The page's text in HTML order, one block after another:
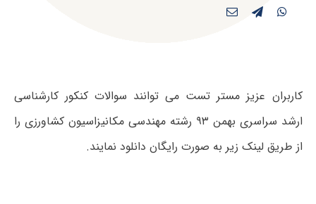
کاربران عزیز مستر تست می توانند سوالات کنکور کارشناسی
ارشد سراسری بهمن ۹۳ رشته مهندسی مکانیزاسیون کشاورزی را
از طریق لینک زیر به صورت رایگان دانلود نمایند.